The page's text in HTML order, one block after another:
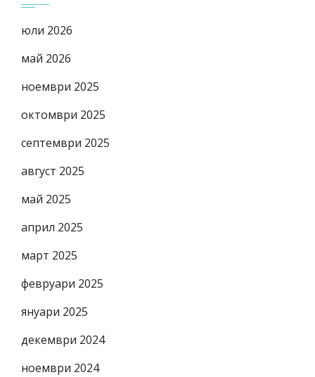
юли 2026
май 2026
ноември 2025
октомври 2025
септември 2025
август 2025
май 2025
април 2025
март 2025
февруари 2025
януари 2025
декември 2024
ноември 2024